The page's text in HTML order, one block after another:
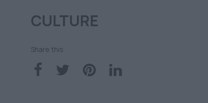
CULTURE
Share this